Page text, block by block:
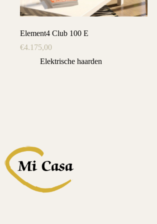
Element4 Club 100 E
€4.175,00
Elektrische haarden